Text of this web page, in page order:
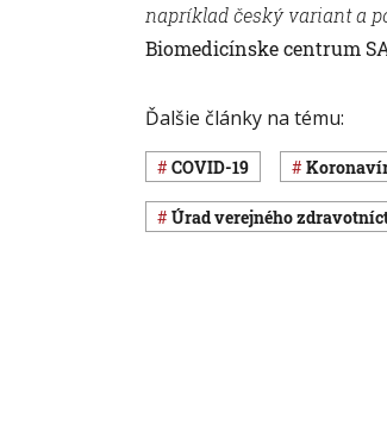
napríklad český variant a
Biomedicínske centrum
Ďalšie články na tému:
COVID-19
Úrad verejného